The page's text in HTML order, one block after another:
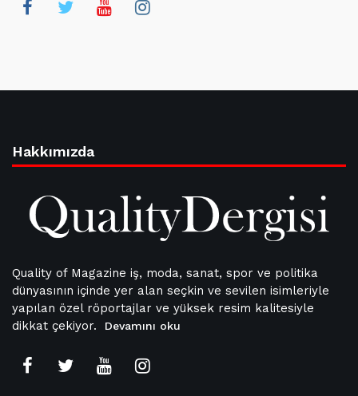
Hakkımızda
Quality of Magazine iş, moda, sanat, spor ve politika
dünyasının içinde yer alan seçkin ve sevilen isimleriyle
yapılan özel röportajlar ve yüksek resim kalitesiyle
dikkat çekiyor.
Devamını oku